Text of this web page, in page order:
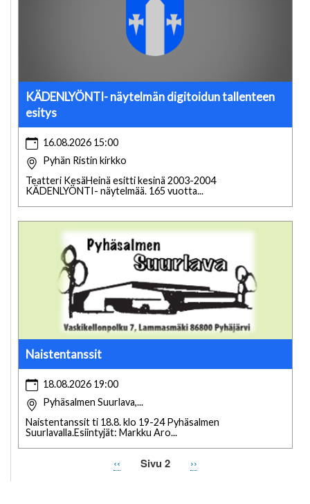
KÄDENLYÖNTI- näytelmän digitoidun tallenteen
esitys
16.08.2026 15:00
Pyhän Ristin kirkko
Teatteri KesäHeinä esitti kesinä 2003-2004
KÄDENLYÖNTI- näytelmää. 165 vuotta...
Naistentanssit
18.08.2026 19:00
Pyhäsalmen Suurlava,...
Naistentanssit ti 18.8. klo 19-24 Pyhäsalmen
Suurlavalla.Esiintyjät: Markku Aro...
Edellinen
‹‹ Sivu 2
Seuraava
››